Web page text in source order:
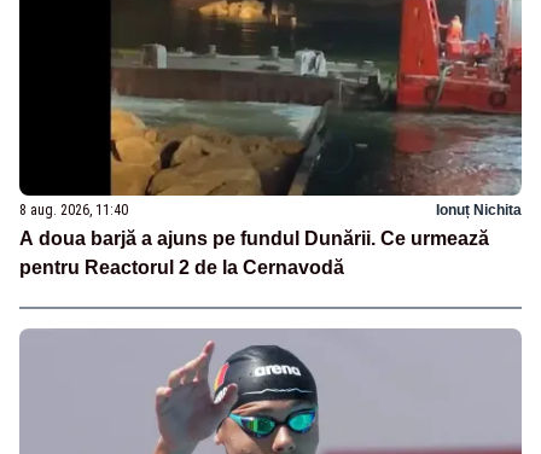
8 aug. 2026, 11:40 Ionuț Nichita
A doua barjă a ajuns pe fundul Dunării. Ce urmează
pentru Reactorul 2 de la Cernavodă